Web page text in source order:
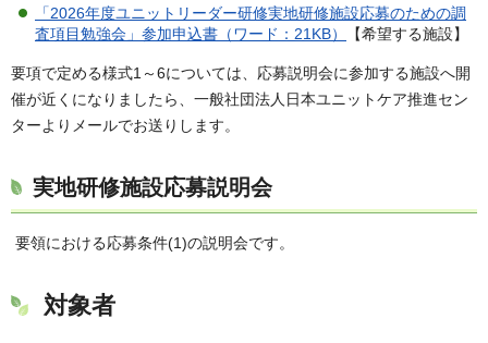
「2026年度ユニットリーダー研修実地研修施設応募のための調
査項目勉強会」参加申込書（ワード：21KB）
【希望する施設】
要項で定める様式1～6については、応募説明会に参加する施設へ開
催が近くになりましたら、一般社団法人日本ユニットケア推進セン
ターよりメールでお送りします。
実地研修施設応募説明会
要領における応募条件(1)の説明会です。
対象者